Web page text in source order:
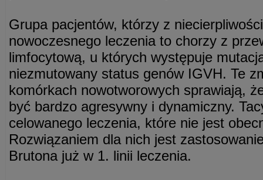
Grupa pacjentów, którzy z
nowoczesnego leczenia to chorzy z
limfocytową, u których występuje
niezmutowany status genów IGVH. Te
komórkach nowotworowych sprawiają,
być bardzo agresywny i dynamiczny.
celowanego leczenia, które nie jest
Rozwiązaniem dla nich jest
Brutona już w 1. linii leczenia.